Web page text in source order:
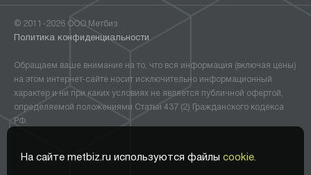
На сайте metbiz.ru используются файлы cookie.
© 2011-2026 ООО Метбиз
Политика конфиденциальности
Обращаем ваше внимание на то, что вся информация (включая цены)
на этом интернет-сайте носит исключительно информационный
характер и ни при каких условиях не является публичной офертой,
определяемой положениями Статьи 437 (2) Гражданского кодекса
РФ.